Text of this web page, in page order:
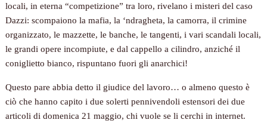
locali, in eterna “competizione” tra loro, rivelano i misteri del caso
Dazzi: scompaiono la mafia, la ‘ndragheta, la camorra, il crimine
organizzato, le mazzette, le banche, le tangenti, i vari scandali locali,
le grandi opere incompiute, e dal cappello a cilindro, anziché il
coniglietto bianco, rispuntano fuori gli anarchici!
Questo pare abbia detto il giudice del lavoro… o almeno questo è
ciò che hanno capito i due solerti pennivendoli estensori dei due
articoli di domenica 21 maggio, chi vuole se li cerchi in internet.